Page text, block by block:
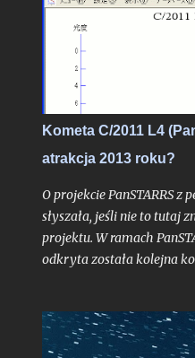
na blogu, albowiem
obserwacyjne, do
zwłaszcza tych z Was,
Kometa C/2011 L4
atrakcja 2013 roku?
O projekcie PanSTARRS z
słyszała, jeśli nie to tutaj
projektu. W ramach
odkryta została kolejna
zbyt wcześnie. - (Uwaga:
aktualizacje prognoz ze